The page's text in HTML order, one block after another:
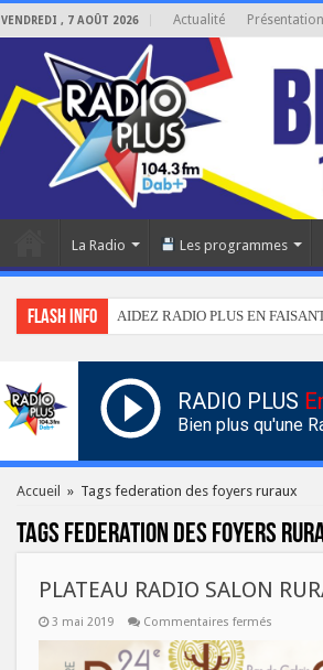
VENDREDI , 7 AOÛT 2026 Actualité
La Radio Les programmes
Flash info AIDEZ RADIO PLUS EN
RADIO PLUS
Bien plus qu'une
Accueil » Tags federation des foyers ruraux
Tags federation des foyers
PLATEAU RADIO SALON
3 mai 2019 Commentaires ferméssur
SALON